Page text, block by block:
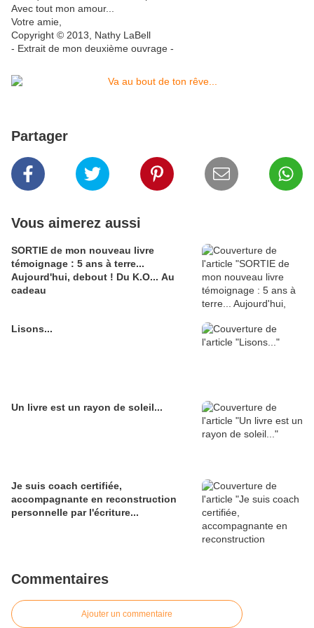
Avec tout mon amour...
Votre amie,
Copyright © 2013, Nathy LaBell
- Extrait de mon deuxième ouvrage -
Partager
Vous aimerez aussi
SORTIE de mon nouveau livre
témoignage : 5 ans à terre...
Aujourd'hui, debout ! Du K.O... Au
cadeau
Lisons...
Un livre est un rayon de soleil...
Je suis coach certifiée,
accompagnante en reconstruction
personnelle par l'écriture...
Commentaires
Ajouter un commentaire